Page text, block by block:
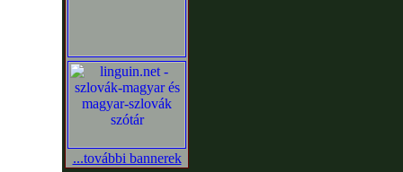
...további bannerek